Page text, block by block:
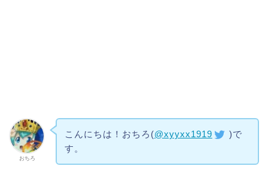
おちろ
こんにちは！おちろ(@xyyxx1919
)で
す。